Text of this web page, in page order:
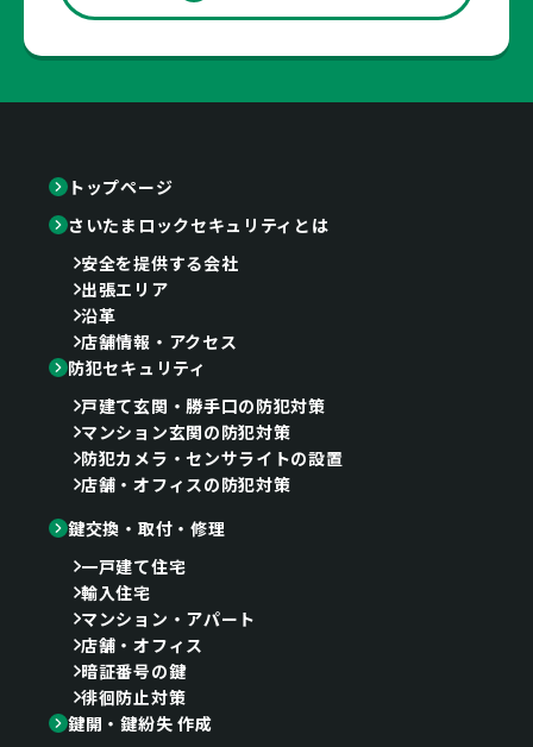
トップページ
さいたまロックセキュリティとは
安全を提供する会社
出張エリア
沿革
店舗情報・アクセス
防犯セキュリティ
戸建て玄関・勝手口の防犯対策
マンション玄関の防犯対策
防犯カメラ・センサライトの設置
店舗・オフィスの防犯対策
鍵交換・取付・修理
一戸建て住宅
輸入住宅
マンション・アパート
店舗・オフィス
暗証番号の鍵
徘徊防止対策
鍵開・鍵紛失 作成